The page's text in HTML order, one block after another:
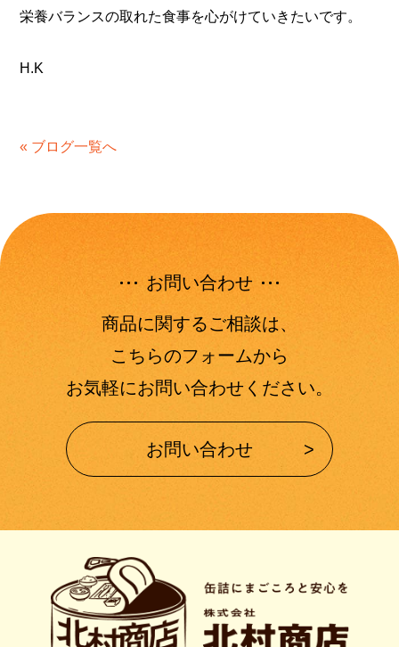
栄養バランスの取れた食事を心がけていきたいです。
H.K
« ブログ一覧へ
お問い合わせ
商品に関するご相談は、
こちらのフォームから
お気軽にお問い合わせください。
お問い合わせ